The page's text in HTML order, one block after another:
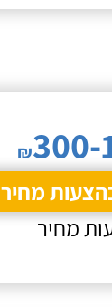
₪300-
מחיר